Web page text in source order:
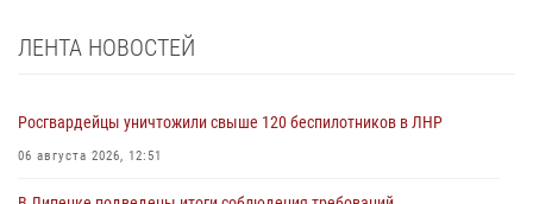
ЛЕНТА НОВОСТЕЙ
Росгвардейцы уничтожили свыше 120 беспилотников в ЛНР
06 августа 2026, 12:51